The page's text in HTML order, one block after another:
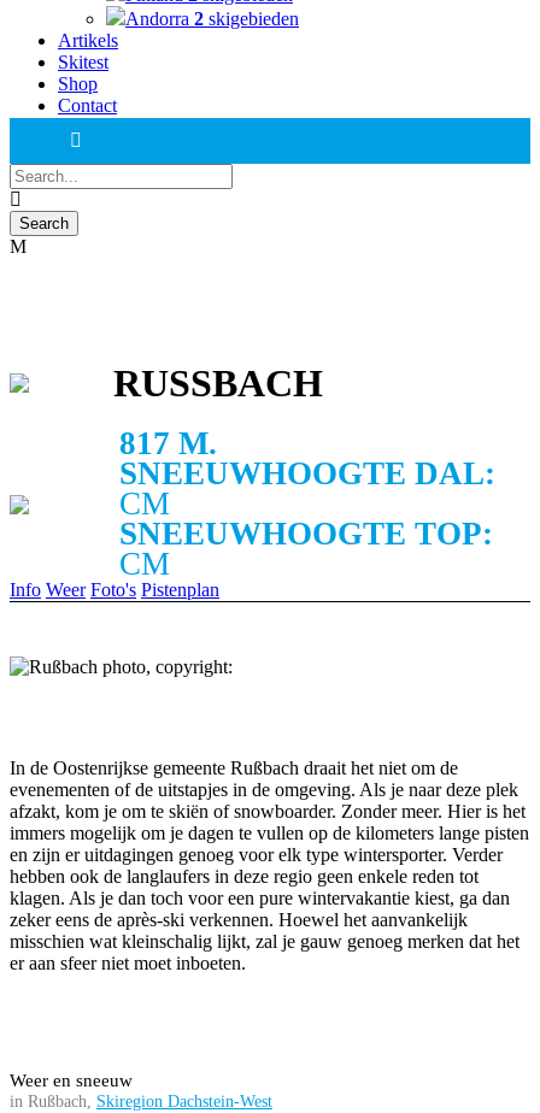
Andorra 2 skigebieden
Artikels
Skitest
Shop
Contact
RUSSBACH
817 M.
SNEEUWHOOGTE DAL:
CM
SNEEUWHOOGTE TOP:
CM
Info Weer Foto's Pistenplan
In de Oostenrijkse gemeente Rußbach draait het niet om de
evenementen of de uitstapjes in de omgeving. Als je naar deze plek
afzakt, kom je om te skiën of snowboarder. Zonder meer. Hier is het
immers mogelijk om je dagen te vullen op de kilometers lange pisten
en zijn er uitdagingen genoeg voor elk type wintersporter. Verder
hebben ook de langlaufers in deze regio geen enkele reden tot
klagen. Als je dan toch voor een pure wintervakantie kiest, ga dan
zeker eens de après-ski verkennen. Hoewel het aanvankelijk
misschien wat kleinschalig lijkt, zal je gauw genoeg merken dat het
er aan sfeer niet moet inboeten.
Weer en sneeuw
in Rußbach, Skiregion Dachstein-West